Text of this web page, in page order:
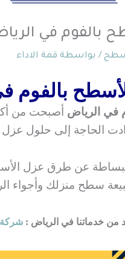
دليل شامل مع نصائح عملية
/ بواسطة قمة الاداء
الرياض 2026: دليل
في الرياض أصبحت من
عن طرق عزل
سطح منزلك وأجواء
من خدماتنا في الرياض : شركة